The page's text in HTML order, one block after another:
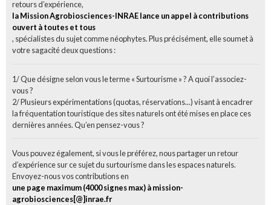
retours d’expérience,
la Mission Agrobiosciences-INRAE lance un appel à contributions
ouvert à toutes et tous
, spécialistes du sujet comme néophytes. Plus précisément, elle soumet à
votre sagacité deux questions :
1/ Que désigne selon vous le terme « Surtourisme » ? A quoi l’associez-
vous ?
2/ Plusieurs expérimentations (quotas, réservations...) visant à encadrer
la fréquentation touristique des sites naturels ont été mises en place ces
dernières années. Qu’en pensez-vous ?
Vous pouvez également, si vous le préférez, nous partager un retour
d’expérience sur ce sujet du surtourisme dans les espaces naturels.
Envoyez-nous vos contributions en
une page maximum (4000 signes max) à mission-
agrobiosciences[@]inrae.fr